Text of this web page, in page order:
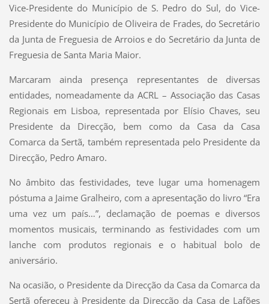
Vice-Presidente do Município de S. Pedro do Sul, do Vice-
Presidente do Município de Oliveira de Frades, do Secretário
da Junta de Freguesia de Arroios e do Secretário da Junta de
Freguesia de Santa Maria Maior.
Marcaram ainda presença representantes de diversas
entidades, nomeadamente da ACRL – Associação das Casas
Regionais em Lisboa, representada por Elísio Chaves, seu
Presidente da Direcção, bem como da Casa da Casa
Comarca da Sertã, também representada pelo Presidente da
Direcção, Pedro Amaro.
No âmbito das festividades, teve lugar uma homenagem
póstuma a Jaime Gralheiro, com a apresentação do livro “Era
uma vez um país…”, declamação de poemas e diversos
momentos musicais, terminando as festividades com um
lanche com produtos regionais e o habitual bolo de
aniversário.
Na ocasião, o Presidente da Direcção da Casa da Comarca da
Sertã ofereceu à Presidente da Direcção da Casa de Lafões